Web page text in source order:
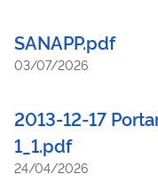
SANAPP.pdf
03/07/2026
2013-12-17
1_1.pdf
24/04/2026